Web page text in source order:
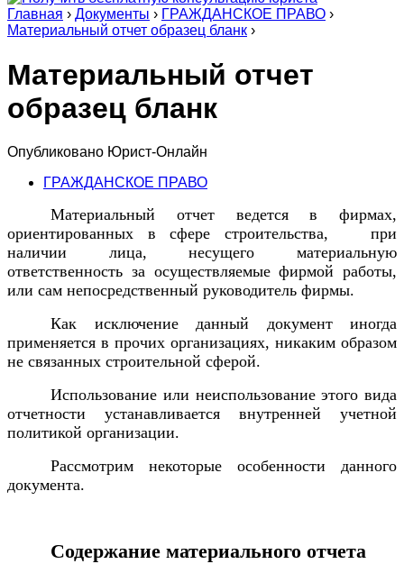
Главная › Документы › ГРАЖДАНСКОЕ ПРАВО ›
Материальный отчет образец бланк ›
Материальный отчет
образец бланк
Опубликовано Юрист-Онлайн
ГРАЖДАНСКОЕ ПРАВО
Материальный отчет ведется в фирмах,
ориентированных в сфере строительства, при
наличии лица, несущего материальную
ответственность за осуществляемые фирмой работы,
или сам непосредственный руководитель фирмы.
Как исключение данный документ иногда
применяется в прочих организациях, никаким образом
не связанных строительной сферой.
Использование или неиспользование этого вида
отчетности устанавливается внутренней учетной
политикой организации.
Рассмотрим некоторые особенности данного
документа.
Содержание материального отчета